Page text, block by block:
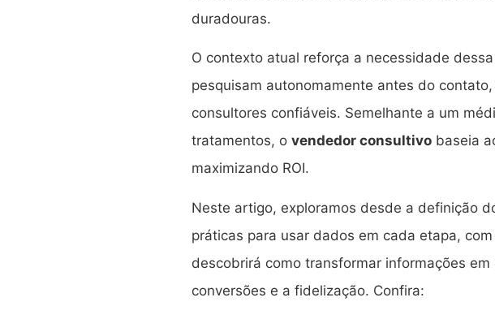
duradouras.
O contexto atual reforça a necessidade
pesquisam autonomamente antes do
consultores confiáveis. Semelhante a um
tratamentos, o vendedor consultivo baseia
maximizando ROI.
Neste artigo, exploramos desde a definição
práticas para usar dados em cada etapa,
descobrirá como transformar informações
conversões e a fidelização. Confira: